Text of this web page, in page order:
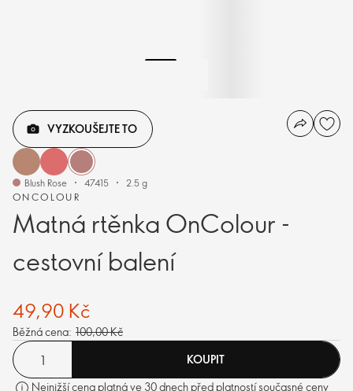
ONCOLOUR
Matná rtěnka OnColour -
cestovní balení
VYZKOUŠEJTE TO
Blush Rose 47415 2.5 g
49,90 Kč
Běžná cena: 100,00 Kč
KOUPIT
Nejnižší cena platná ve 30 dnech před platností současné ceny